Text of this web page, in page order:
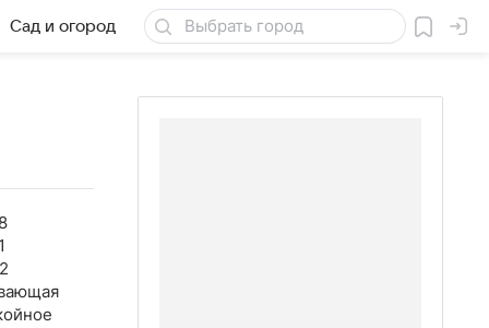
Сад и огород Товары для дачи